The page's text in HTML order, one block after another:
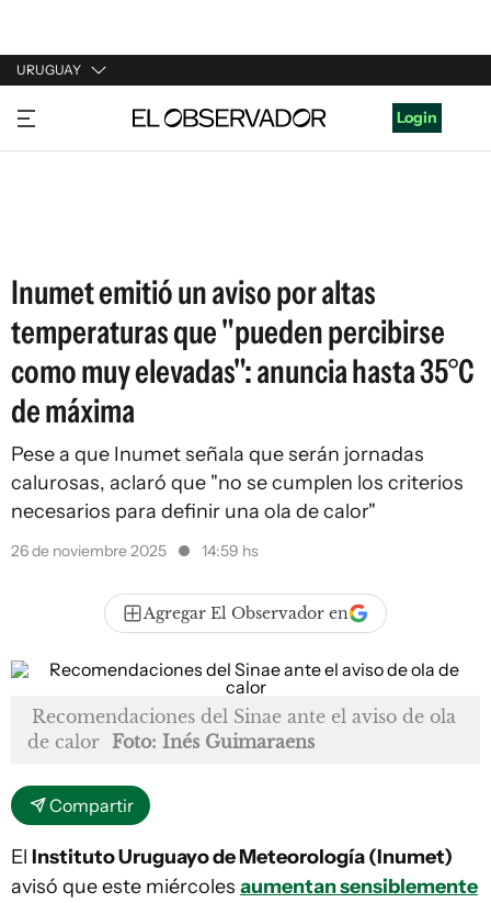
URUGUAY
URUGUAY
ARGENTINA
Login
Inumet emitió un aviso por altas
temperaturas que "pueden percibirse
como muy elevadas": anuncia hasta 35°C
de máxima
Pese a que Inumet señala que serán jornadas
calurosas, aclaró que "no se cumplen los criterios
necesarios para definir una ola de calor"
26 de noviembre 2025 14:59 hs
Agregar El Observador en
Recomendaciones del Sinae ante el aviso de ola
de calor Foto: Inés Guimaraens
Compartir
El Instituto Uruguayo de Meteorología (Inumet)
avisó que este miércoles aumentan sensiblemente